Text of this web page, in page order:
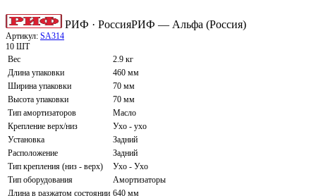
РИФ · РоссияРИФ — Альфа (Россия)
Артикул: SA314
10 ШТ
Вес
2.9 кг
Длина упаковки
460 мм
Ширина упаковки
70 мм
Высота упаковки
70 мм
Тип амортизаторов
Масло
Крепление верх/низ
Ухо - ухо
Установка
Задний
Расположение
Задний
Тип крепления (низ - верх)
Ухо - Ухо
Тип оборудования
Амортизаторы
Длина в разжатом состоянии 640 мм